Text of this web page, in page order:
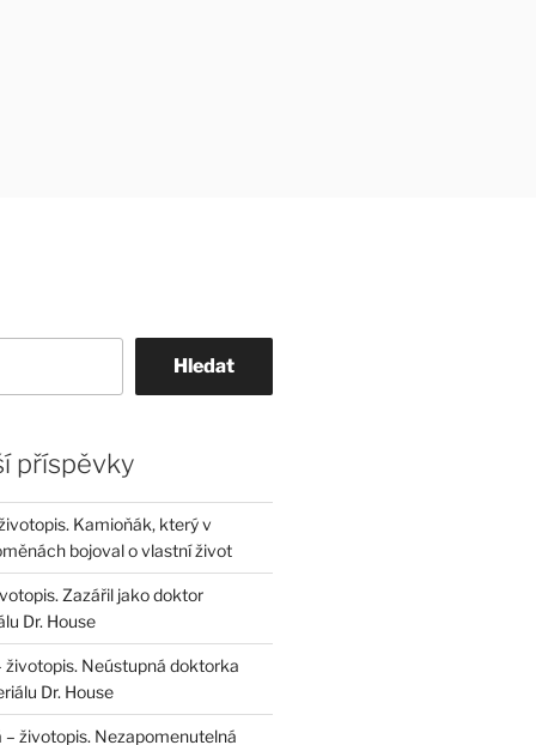
Hledat
příspěvky
Kamioňák, který v
bojoval o vlastní život
Zazářil jako doktor
Dr. House
životopis. Neústupná doktorka
Dr. House
– životopis. Nezapomenutelná